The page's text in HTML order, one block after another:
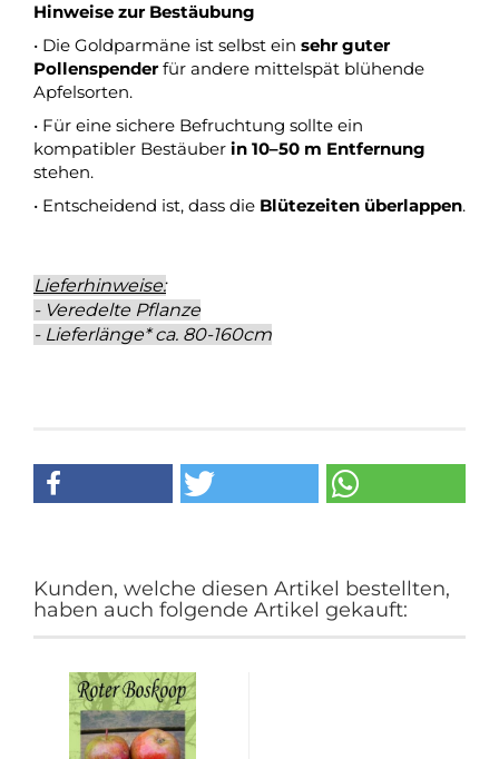
Hinweise zur Bestäubung
• Die Goldparmäne ist selbst ein sehr guter
Pollenspenderfür andere mittelspät blühende
Apfelsorten.
• Für eine sichere Befruchtung sollte ein
kompatibler Bestäuber in 10–50 m Entfernung
stehen.
• Entscheidend ist, dass die Blütezeiten überlappen.
Lieferhinweise:
- Veredelte Pflanze
- Lieferlänge* ca. 80-160cm
Kunden, welche diesen Artikel bestellten,
haben auch folgende Artikel gekauft: